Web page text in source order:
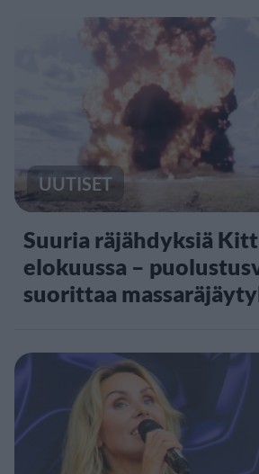
UUTISET
Suuria räjähdyksiä
elokuussa –
suorittaa